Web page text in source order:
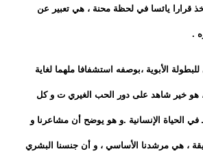
قرارا يائسا في لحظة محنة ، هي تعبير عن
.
الأبوية ،بوصفه استشفافا ملهما لغاية
، هو خير شاهد على دور الحب الغيري ت و كل
الحياة الإنسانية .و هو يوضح أن مشاعرنا و
، هي مرشدنا الأساسي ، و أن جنسنا البشري